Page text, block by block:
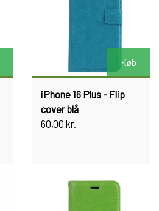
Køb
iPhone 16 Plus - Flip
cover blå
60,00 kr.